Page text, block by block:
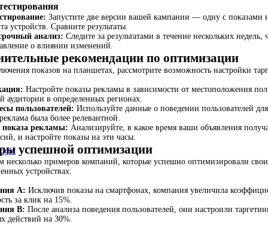
Запустите две версии вашей кампании — одну с показами
устройств. Сравните результаты.
анализ: Следите за результатами в течение нескольких
о влиянии изменений.
рекомендации по оптимизации
показов на планшетах, рассмотрите возможность настройки
Настройте показы рекламы в зависимости от местоположения
аудитории в определенных регионах.
пользователей: Используйте данные о поведении пользователей
была более релевантной.
рекламы: Анализируйте, в какое время ваши объявления
и настройте показы на эти часы.
успешной оптимизации
несколько примеров компаний, которые успешно оптимизировали
устройствах:
A: Исключив показы на смартфонах, компания увеличила
за клик на 15%.
B: После анализа поведения пользователей, они настроили
действий на 30%.